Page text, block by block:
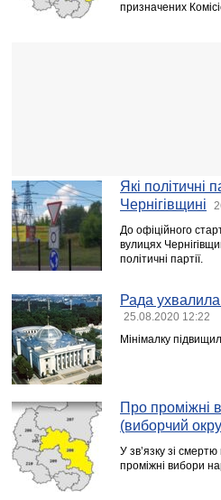
призначених
Які політичні
Чернігівщині
До офіційного
вулицях
політичні партії.
Рада
25.08.2020 12:22
Мінімалку
Про проміжні
(виборчий
У зв’язку зі
проміжні вибори